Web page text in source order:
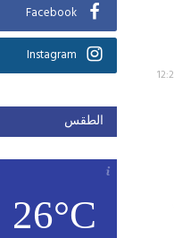
Facebook
Instagram
الطقس
26°C